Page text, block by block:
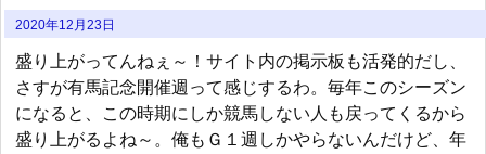
2020年12月23日
盛り上がってんねぇ～！サイト内の掲示板も活発的だし、
さすが有馬記念開催週って感じするわ。毎年このシーズン
になると、この時期にしか競馬しない人も戻ってくるから
盛り上がるよね～。俺もＧ１週しかやらないんだけど、年